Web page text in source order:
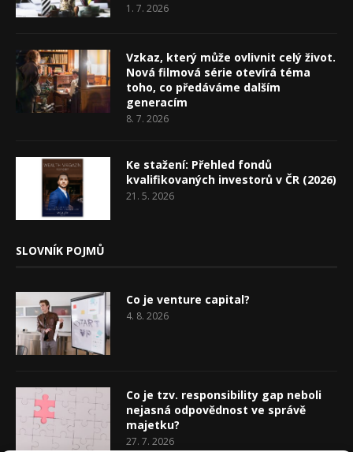
1. 7. 2026
Vzkaz, který může ovlivnit celý život.
Nová filmová série otevírá téma
toho, co předáváme dalším
generacím
8. 7. 2026
Ke stažení: Přehled fondů
kvalifikovaných investorů v ČR (2026)
21. 5. 2026
SLOVNÍK POJMŮ
Co je venture capital?
4. 8. 2026
Co je tzv. responsibility gap neboli
nejasná odpovědnost ve správě
majetku?
27. 7. 2026